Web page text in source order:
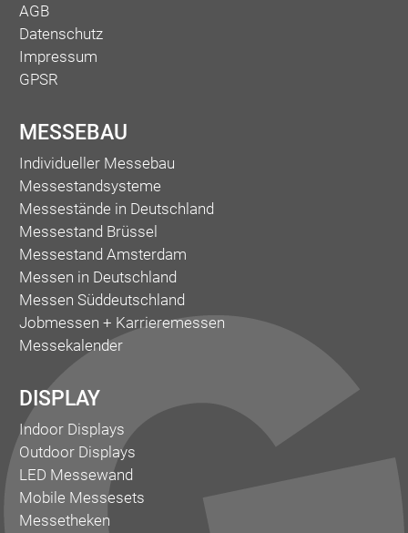
AGB
Datenschutz
Impressum
GPSR
MESSEBAU
Individueller Messebau
Messestandsysteme
Messestände in Deutschland
Messestand Brüssel
Messestand Amsterdam
Messen in Deutschland
Messen Süddeutschland
Jobmessen + Karrieremessen
Messekalender
DISPLAY
Indoor Displays
Outdoor Displays
LED Messewand
Mobile Messesets
Messetheken